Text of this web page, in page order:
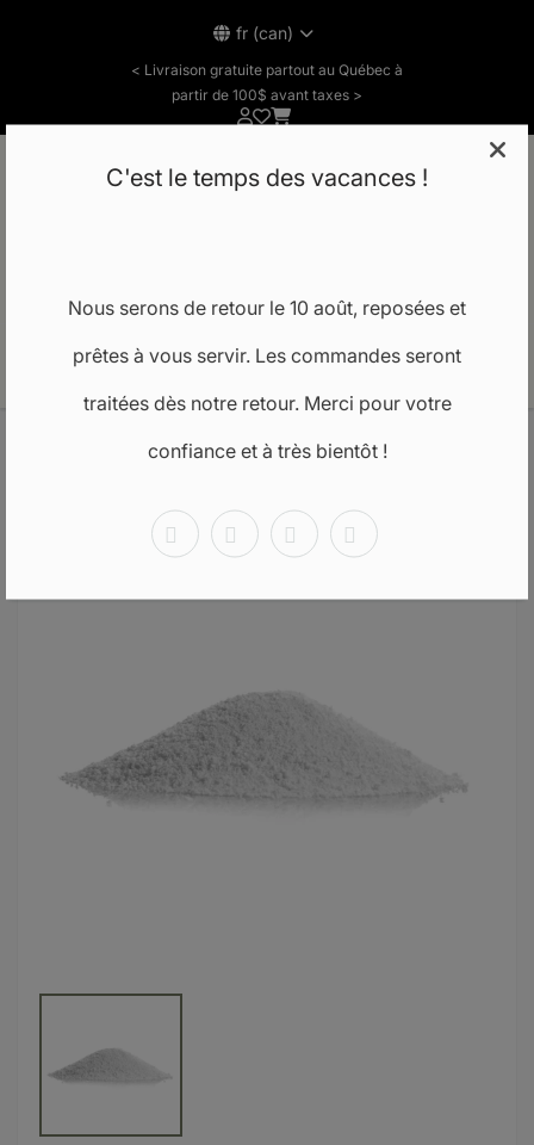
C'est le temps des vacances !
Nous serons de retour le 10 août, reposées et
prêtes à vous servir. Les commandes seront
traitées dès notre retour. Merci pour votre
confiance et à très bientôt !
fr (can)
< Livraison gratuite partout au Québec à
partir de 100$ avant taxes >
FR
SULFATE DE COCO SODIUM (SCS)